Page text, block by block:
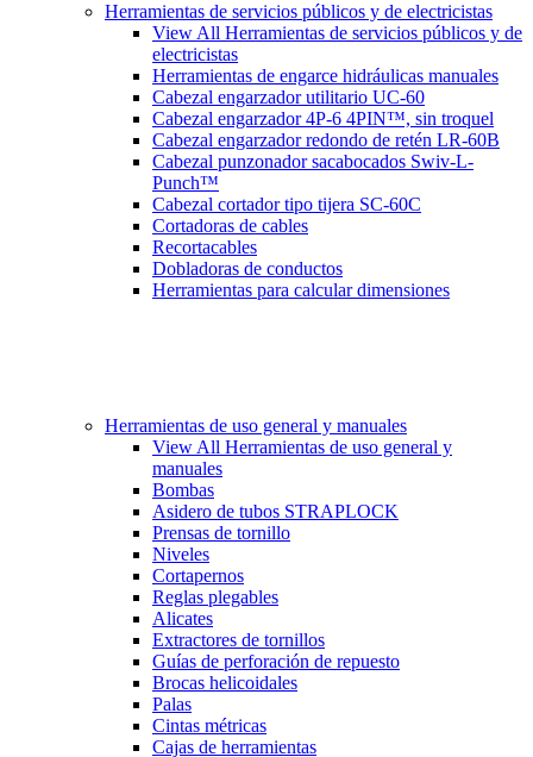
Herramientas de servicios públicos y de electricistas
View All Herramientas de servicios públicos y de
electricistas
Herramientas de engarce hidráulicas manuales
Cabezal engarzador utilitario UC-60
Cabezal engarzador 4P-6 4PIN™, sin troquel
Cabezal engarzador redondo de retén LR-60B
Cabezal punzonador sacabocados Swiv-L-
Punch™
Cabezal cortador tipo tijera SC-60C
Cortadoras de cables
Recortacables
Dobladoras de conductos
Herramientas para calcular dimensiones
Herramientas de uso general y manuales
View All Herramientas de uso general y
manuales
Bombas
Asidero de tubos STRAPLOCK
Prensas de tornillo
Niveles
Cortapernos
Reglas plegables
Alicates
Extractores de tornillos
Guías de perforación de repuesto
Brocas helicoidales
Palas
Cintas métricas
Cajas de herramientas